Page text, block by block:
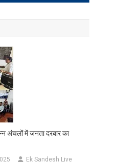
अंचलों में जनता दरबार का
Ek Sandesh Live